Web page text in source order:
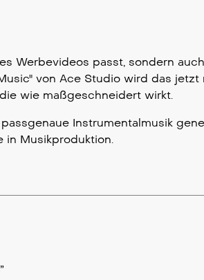
Werbevideos passt, sondern
von Ace Studio wird das jetzt
wie maßgeschneidert wirkt.
Instrumentalmusik
Musikproduktion.